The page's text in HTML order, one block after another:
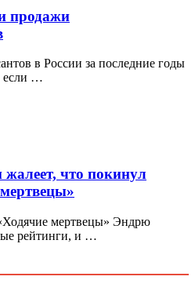
продажи
в России за последние годы
если …
что покинул
мертвецы» Эндрю
рейтинги, и …